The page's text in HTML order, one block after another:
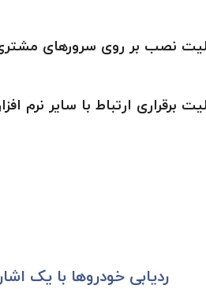
نصب بر روی سرورهای
برقراری ارتباط با سایر نرم
ردیابی خودروها با یک